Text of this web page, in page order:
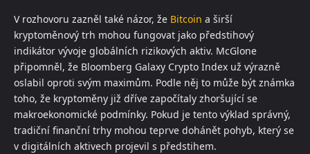
V rozhovoru zazněl také názor, že Bitcoin a širší
kryptoměnový trh mohou fungovat jako předstihový
indikátor vývoje globálních rizikových aktiv. McGlone
připomněl, že Bloomberg Galaxy Crypto Index už výrazně
oslabil oproti svým maximům. Podle něj to může být známka
toho, že kryptoměny již dříve započítaly zhoršující se
makroekonomické podmínky. Pokud je tento výklad správný,
tradiční finanční trhy mohou teprve dohánět pohyb, který se
v digitálních aktivech projevil s předstihem.